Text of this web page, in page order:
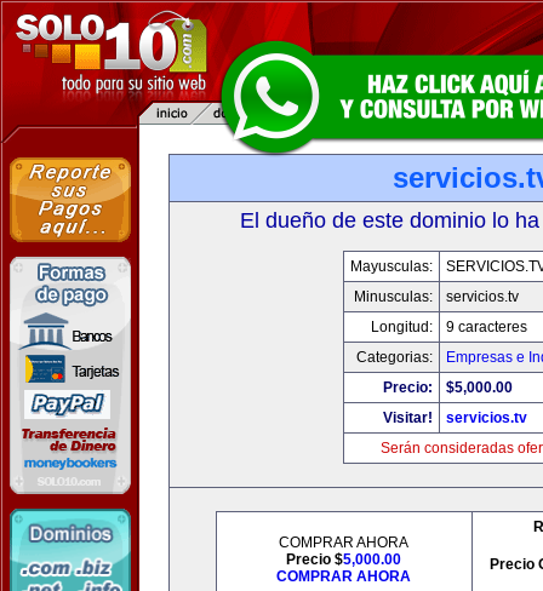
El dueño de este dominio lo
Mayusculas:
Minusculas:
servicios.tv
Longitud:
9 caracteres
Categorias:
Empresas e
Precio:
$5,000.00
Visitar!
servicios.tv
Serán consideradas
COMPRAR AHORA
Precio $5,000.00
COMPRAR AHORA
Precio